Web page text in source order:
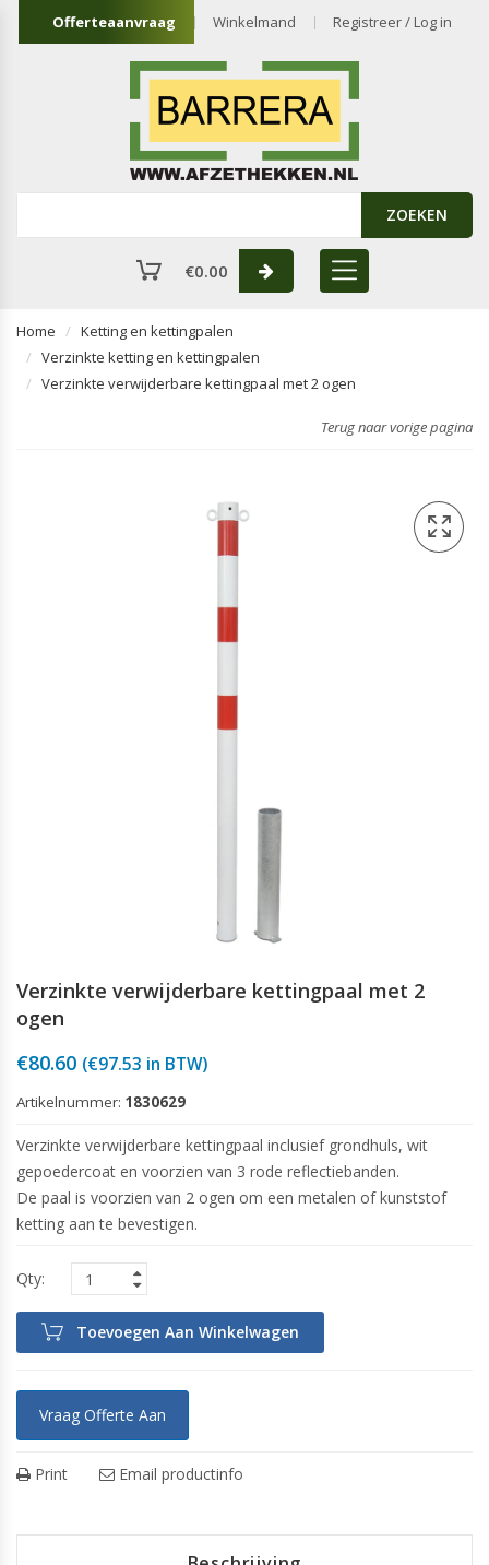
Offerteaanvraag Winkelmand Registreer / Log in
ZOEKEN
€0.00
Home
Ketting en kettingpalen
Verzinkte ketting en kettingpalen
Verzinkte verwijderbare kettingpaal met 2 ogen
Terug naar vorige pagina
Verzinkte verwijderbare kettingpaal met 2
ogen
€80.60 (€97.53 in BTW)
Artikelnummer: 1830629
Verzinkte verwijderbare kettingpaal inclusief grondhuls, wit
gepoedercoat en voorzien van 3 rode reflectiebanden.
De paal is voorzien van 2 ogen om een metalen of kunststof
ketting aan te bevestigen.
Toevoegen Aan Winkelwagen
Vraag Offerte Aan
Print Email productinfo